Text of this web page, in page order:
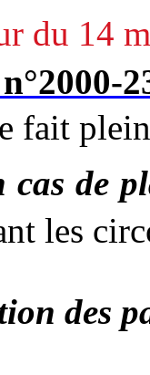
du 14
fait
cas de
les
des